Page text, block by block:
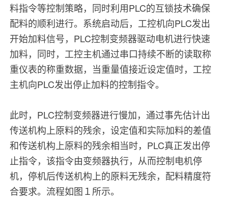
料指令等控制策略，同时利用PLC的互锁技术确保
配料的顺利进行。系统启动后，工控机向PLC发出
开始加料信号，PLC控制变频器驱动电机进行快速
加料，同时，工控主机通过串口持续不断的读取称
重仪表的称重数据，当重量值接近设定值时，工控
主机向PLC发出停止加料的控制指令。
此时，PLC控制变频器进行慢加，通过事先估计出
传送机构上原料的残余，设定值和实际加料的差值
和传送机构上原料的残余相当时，PLC真正发出停
止指令，该指令由变频器执行，从而控制电机停
机，停机后传送机构上的原料无残余，配料精度符
合要求。流程如图１所示。